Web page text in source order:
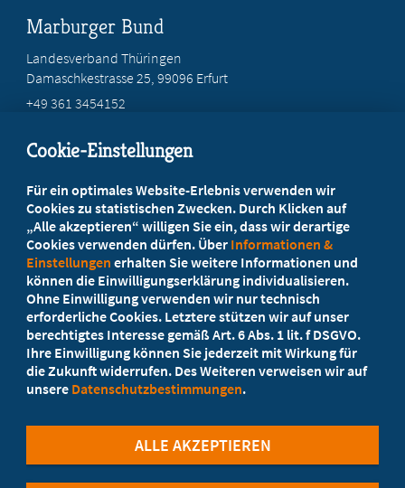
Marburger Bund
Landesverband Thüringen
Damaschkestrasse 25, 99096 Erfurt
+49 361 3454152
Ihr Landesverband berät Sie!
Ansprechpartner
Werden Sie jetzt Mitglied
5 Vorteile einer MB-Mitgliedschaft
Cookie-Einstellungen
Für ein optimales Website-Erlebnis verwenden wir
Cookies zu statistischen Zwecken. Durch Klicken auf
„Alle akzeptieren“ willigen Sie ein, dass wir derartige
Cookies verwenden dürfen. Über Informationen &
Einstellungen erhalten Sie weitere Informationen und
können die Einwilligungserklärung individualisieren.
Ohne Einwilligung verwenden wir nur technisch
erforderliche Cookies. Letztere stützen wir auf unser
berechtigtes Interesse gemäß Art. 6 Abs. 1 lit. f DSGVO.
Ihre Einwilligung können Sie jederzeit mit Wirkung für
die Zukunft widerrufen. Des Weiteren verweisen wir auf
unsere Datenschutzbestimmungen.
ALLE AKZEPTIEREN